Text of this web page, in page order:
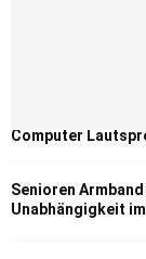
Computer
Senioren
Unabhängigkeit